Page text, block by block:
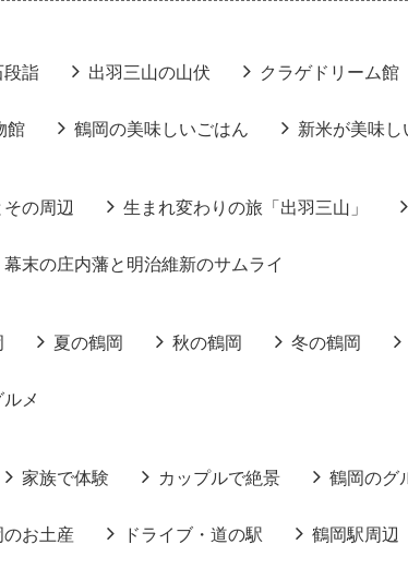
段詣 出羽三山の山伏 クラゲドリーム館
館 鶴岡の美味しいごはん 新米が美味し
の周辺 生まれ変わりの旅「出羽三山」
幕末の庄内藩と明治維新のサムライ
夏の鶴岡 秋の鶴岡 冬の鶴岡
メ
家族で体験 カップルで絶景 鶴岡のグ
のお土産 ドライブ・道の駅 鶴岡駅周辺